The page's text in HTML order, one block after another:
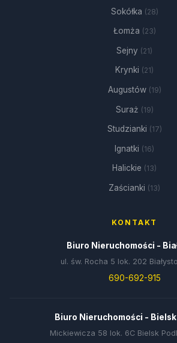
Sokółka (28)
Łomża (23)
Sejny (21)
Krynki (21)
Augustów (19)
Suraż (19)
Studzianki (17)
Ignatki (16)
Halickie (13)
Zaścianki (13)
KONTAKT
Biuro Nieruchomości -
ul. św. Rocha 5 lok. 202
690-692-915
Biuro Nieruchomości -
Mickiewicza 58 lok. 6C Bielsk